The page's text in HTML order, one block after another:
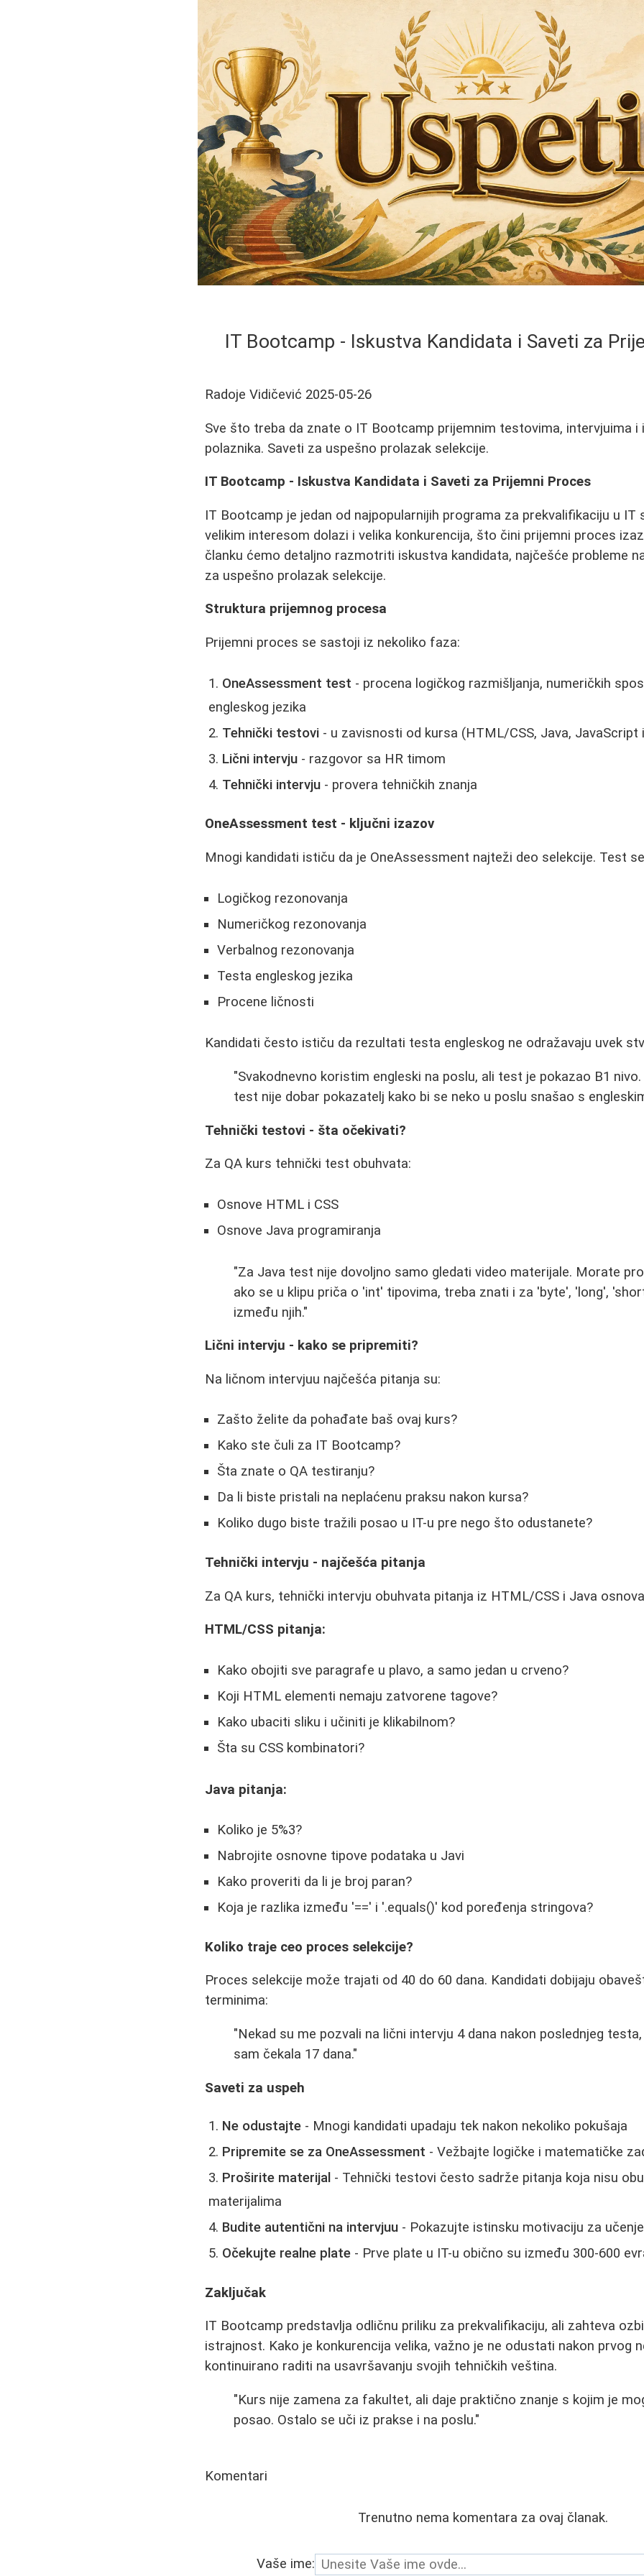
IT Bootcamp - Iskustva Kandidata i Saveti za
Radoje Vidičević 2025-05-26
Sve što treba da znate o IT Bootcamp prijemnim testovima, intervjuima i
polaznika. Saveti za uspešno prolazak selekcije.
IT Bootcamp - Iskustva Kandidata i Saveti za Prijemni Proces
IT Bootcamp je jedan od najpopularnijih programa za prekvalifikaciju u IT
velikim interesom dolazi i velika konkurencija, što čini prijemni proces
članku ćemo detaljno razmotriti iskustva kandidata, najčešće probleme
za uspešno prolazak selekcije.
Struktura prijemnog procesa
Prijemni proces se sastoji iz nekoliko faza:
OneAssessment test - procena logičkog razmišljanja, numeričkih
engleskog jezika
Tehnički testovi - u zavisnosti od kursa (HTML/CSS, Java, JavaScript
Lični intervju - razgovor sa HR timom
Tehnički intervju - provera tehničkih znanja
OneAssessment test - ključni izazov
Mnogi kandidati ističu da je OneAssessment najteži deo selekcije. Test
Logičkog rezonovanja
Numeričkog rezonovanja
Verbalnog rezonovanja
Testa engleskog jezika
Procene ličnosti
Kandidati često ističu da rezultati testa engleskog ne odražavaju uvek
"Svakodnevno koristim engleski na poslu, ali test je pokazao B1
test nije dobar pokazatelj kako bi se neko u poslu snašao s
Tehnički testovi - šta očekivati?
Za QA kurs tehnički test obuhvata:
Osnove HTML i CSS
Osnove Java programiranja
"Za Java test nije dovoljno samo gledati video materijale. Morate
ako se u klipu priča o 'int' tipovima, treba znati i za 'byte', 'long',
između njih."
Lični intervju - kako se pripremiti?
Na ličnom intervjuu najčešća pitanja su:
Zašto želite da pohađate baš ovaj kurs?
Kako ste čuli za IT Bootcamp?
Šta znate o QA testiranju?
Da li biste pristali na neplaćenu praksu nakon kursa?
Koliko dugo biste tražili posao u IT-u pre nego što odustanete?
Tehnički intervju - najčešća pitanja
Za QA kurs, tehnički intervju obuhvata pitanja iz HTML/CSS i Java
HTML/CSS pitanja:
Kako obojiti sve paragrafe u plavo, a samo jedan u crveno?
Koji HTML elementi nemaju zatvorene tagove?
Kako ubaciti sliku i učiniti je klikabilnom?
Šta su CSS kombinatori?
Java pitanja:
Koliko je 5%3?
Nabrojite osnovne tipove podataka u Javi
Kako proveriti da li je broj paran?
Koja je razlika između '==' i '.equals()' kod poređenja stringova?
Koliko traje ceo proces selekcije?
Proces selekcije može trajati od 40 do 60 dana. Kandidati dobijaju
terminima:
"Nekad su me pozvali na lični intervju 4 dana nakon poslednjeg
sam čekala 17 dana."
Saveti za uspeh
Ne odustajte - Mnogi kandidati upadaju tek nakon nekoliko pokušaja
Pripremite se za OneAssessment - Vežbajte logičke i matematičke
Proširite materijal - Tehnički testovi često sadrže pitanja koja nisu
materijalima
Budite autentični na intervjuu - Pokazujte istinsku motivaciju za učenje
Očekujte realne plate - Prve plate u IT-u obično su između 300-600
Zaključak
IT Bootcamp predstavlja odličnu priliku za prekvalifikaciju, ali zahteva
istrajnost. Kako je konkurencija velika, važno je ne odustati nakon prvog
kontinuirano raditi na usavršavanju svojih tehničkih veština.
"Kurs nije zamena za fakultet, ali daje praktično znanje s kojim je
posao. Ostalo se uči iz prakse i na poslu."
Komentari
Trenutno nema komentara za ovaj članak.
Vaše ime: